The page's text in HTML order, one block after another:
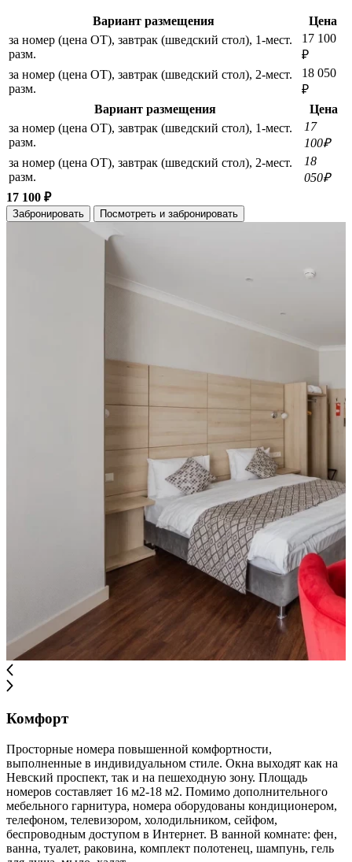
Вариант размещения
Цена
за номер (цена ОТ), завтрак (шведский стол), 1-мест.
разм.
17 100
₽
за номер (цена ОТ), завтрак (шведский стол), 2-мест.
разм.
18 050
₽
Вариант размещения
Цена
за номер (цена ОТ), завтрак (шведский стол), 1-мест.
разм.
17
100₽
за номер (цена ОТ), завтрак (шведский стол), 2-мест.
разм.
18
050₽
17 100 ₽
Забронировать Посмотреть и забронировать
Комфорт
Просторные номера повышенной комфортности,
выполненные в индивидуальном стиле. Окна выходят как на
Невский проспект, так и на пешеходную зону. Площадь
номеров составляет 16 м2-18 м2. Помимо дополнительного
мебельного гарнитура, номера оборудованы кондиционером,
телефоном, телевизором, холодильником, сейфом,
беспроводным доступом в Интернет. В ванной комнате: фен,
ванна, туалет, раковина, комплект полотенец, шампунь, гель